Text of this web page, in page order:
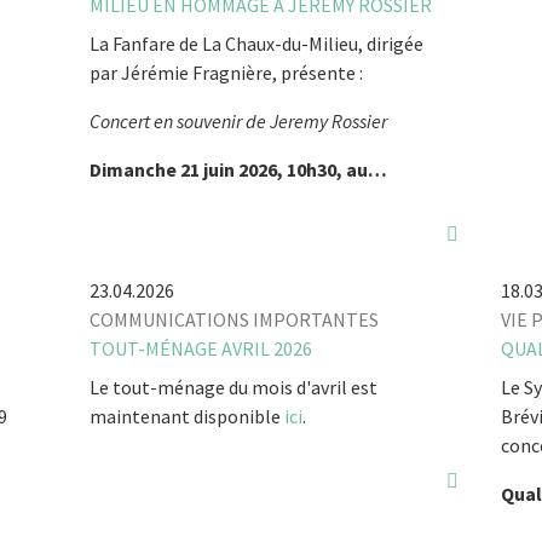
MILIEU EN HOMMAGE À JEREMY ROSSIER
La Fanfare de La Chaux-du-Milieu, dirigée
par Jérémie Fragnière, présente :
Concert en souvenir de Jeremy Rossier
Dimanche 21 juin 2026, 10h30, au…
23.04.2026
COMMUNICATIONS IMPORTANTES
TOUT-MÉNAGE AVRIL 2026
Le tout-ménage du mois d'avril est
maintenant disponible ici.
VIE
Le